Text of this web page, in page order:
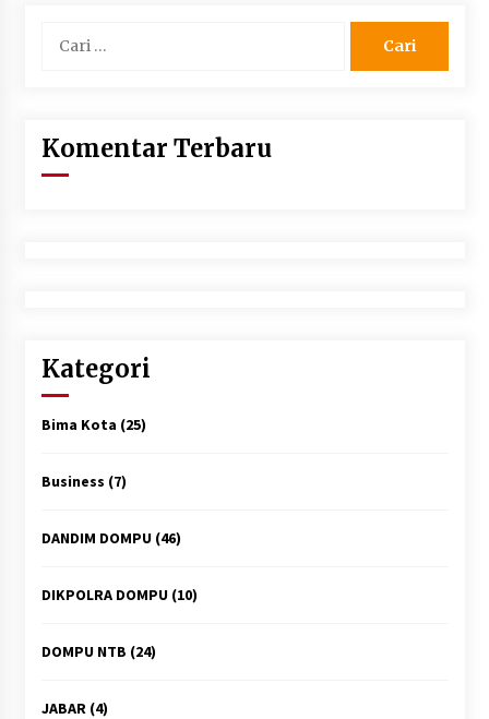
untuk:
Komentar Terbaru
Kategori
Bima Kota (25)
Business (7)
DANDIM DOMPU(46)
DIKPOLRA DOMPU(10)
DOMPU NTB (24)
JABAR (4)